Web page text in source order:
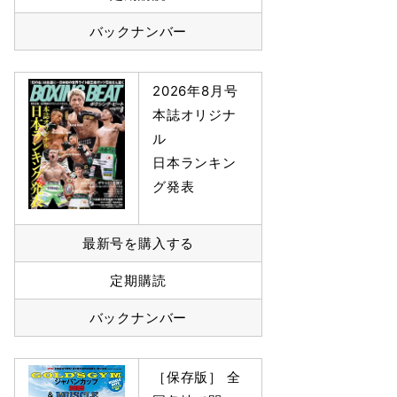
バックナンバー
2026年8月号
本誌オリジナ
ル
日本ランキン
グ発表
最新号を購入する
定期購読
バックナンバー
［保存版］ 全